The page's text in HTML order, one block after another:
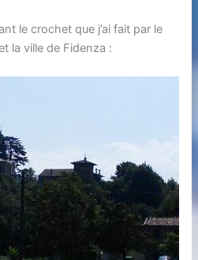
le crochet que j’ai fait par le
la ville de Fidenza :